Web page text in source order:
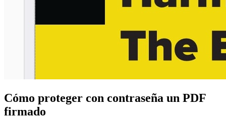
Cómo proteger con contraseña un PDF
firmado